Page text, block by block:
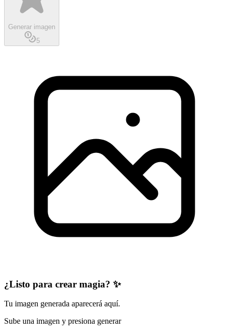
Generar imagen
5
¿Listo para crear magia? ✨
Tu imagen generada aparecerá aquí.
Sube una imagen y presiona generar